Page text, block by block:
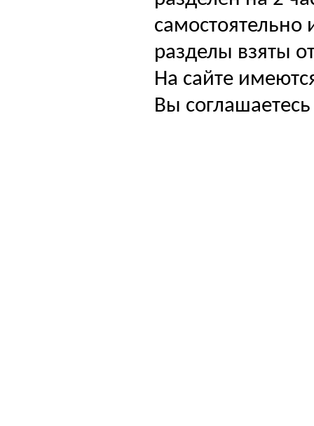
самостоятельно
разделы взяты
На сайте
Вы